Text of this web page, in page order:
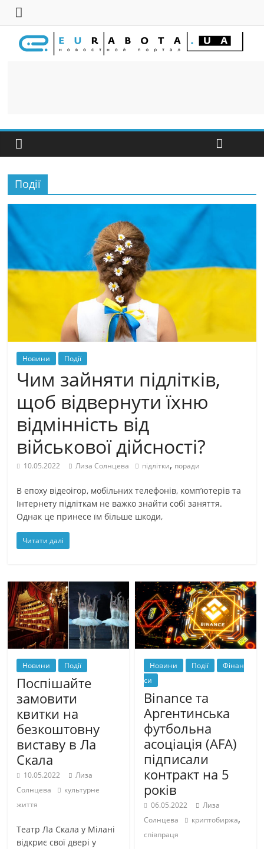
Події
Новини Події
Чим зайняти підлітків,
щоб відвернути їхню
відмінність від
військової дійсності?
10.05.2022 Лиза Солнцева підлітки, поради
В епоху відеоігор, мобільних телефонів, комп’ютерів та
Інтернету підліткам не важко знайти собі заняття.
Однак це принесе їм більше шкоди,
Читати далі
Новини Події
Поспішайте
замовити
квитки на
безкоштовну
виставу в Ла
Скала
10.05.2022
Лиза
Солнцева
культурне
життя
Театр Ла Скала у Мілані
відкриє свої двері у
Новини Події
Фінан
си
Binance та
Аргентинська
футбольна
асоціація (AFA)
підписали
контракт на 5
років
06.05.2022
Лиза
Солнцева
криптобиржа,
співпраця